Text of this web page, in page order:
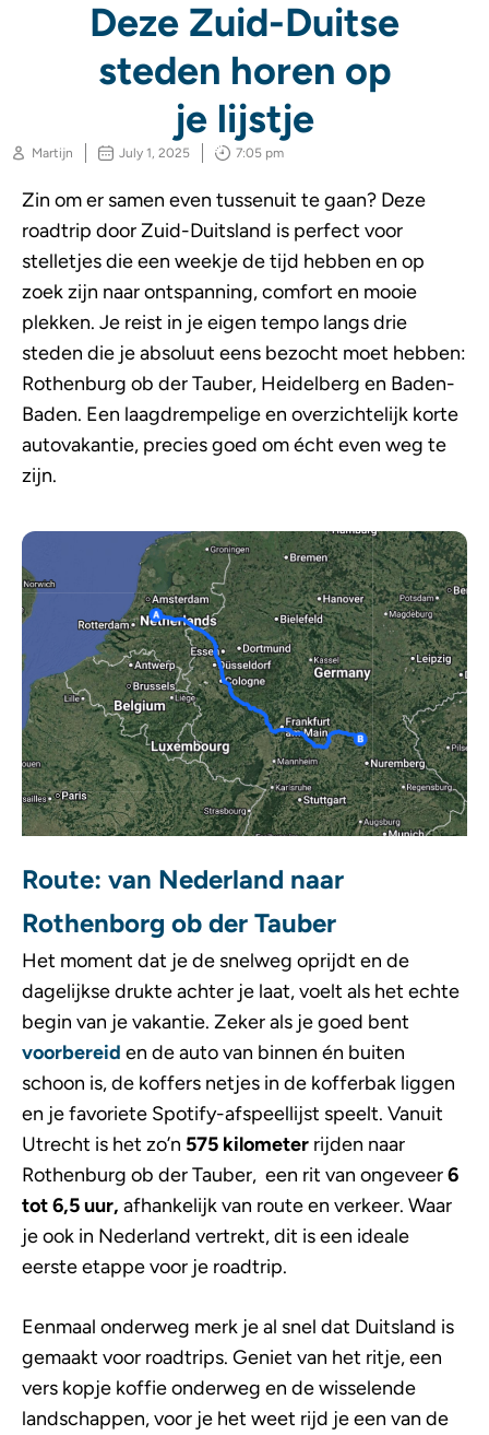
Deze Zuid-Duitse
steden horen op
je lijstje
Martijn July 1, 2025 7:05 pm
Zin om er samen even tussenuit te gaan? Deze
roadtrip door Zuid-Duitsland is perfect voor
stelletjes die een weekje de tijd hebben en op
zoek zijn naar ontspanning, comfort en mooie
plekken. Je reist in je eigen tempo langs drie
steden die je absoluut eens bezocht moet hebben:
Rothenburg ob der Tauber, Heidelberg en Baden-
Baden. Een laagdrempelige en overzichtelijk korte
autovakantie, precies goed om écht even weg te
zijn.
Route: van Nederland naar
Rothenborg ob der Tauber
Het moment dat je de snelweg oprijdt en de
dagelijkse drukte achter je laat, voelt als het echte
begin van je vakantie. Zeker als je goed bent
voorbereid en de auto van binnen én buiten
schoon is, de koffers netjes in de kofferbak liggen
en je favoriete Spotify-afspeellijst speelt. Vanuit
Utrecht is het zo’n 575 kilometer rijden naar
Rothenburg ob der Tauber, een rit van ongeveer6
tot 6,5 uur, afhankelijk van route en verkeer. Waar
je ook in Nederland vertrekt, dit is een ideale
eerste etappe voor je roadtrip.
Eenmaal onderweg merk je al snel dat Duitsland is
gemaakt voor roadtrips. Geniet van het ritje, een
vers kopje koffie onderweg en de wisselende
landschappen, voor je het weet rijd je een van de